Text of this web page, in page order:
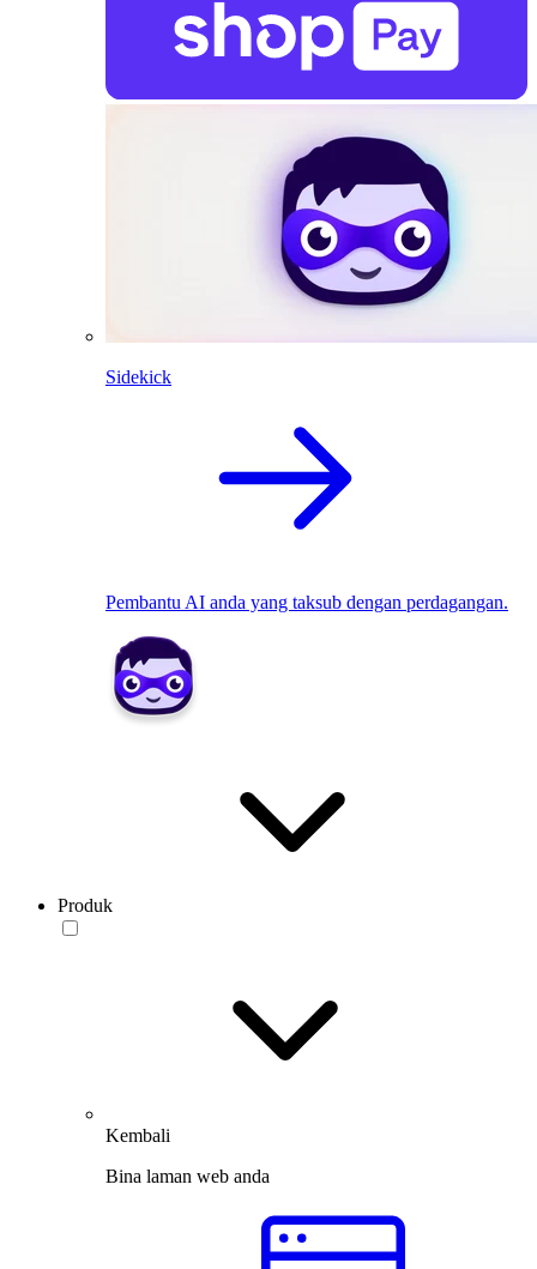
Sidekick
Pembantu AI anda yang taksub dengan perdagangan.
Produk
Kembali
Bina laman web anda